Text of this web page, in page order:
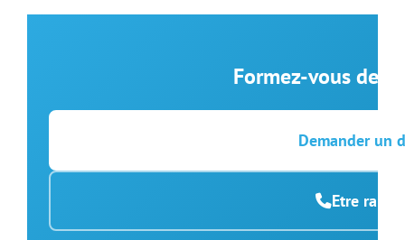
Formez-vous des
Demander un
Etre